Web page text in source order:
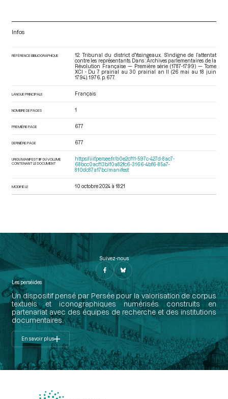
Infos
RÉFÉRENCE BIBLIOGRAPHIQUE
12. Tribunal du district d’Yssingeaux. S’indigne de l’attentat
contre les représentants. Dans : Archives parlementaires de la
Révolution Française — Première série (1787-1799) — Tome
XCI - Du 7 prairial au 30 prairial an II (26 mai au 18 juin
1794) . 1976. p. 677.
LANGUE PRINCIPALE Français
NOMBRE DE PAGES 1
PREMIÈRE PAGE 677
DERNIÈRE PAGE 677
URI DU MANIFEST IIIF DU VOLUME
CONTENANT LE DOCUMENT
https://iiif.persee.fr/b0e2cf11-597c-427d-8ac7-
68bcc0acf13b/f0a82fc6-3166-4bf6-85a7-
810dc87a17bc/manifest
MODIFIÉ LE 10 octobre 2024 à 18:21
Suivez-nous
Les perséides
Un dispositif pensé par Persée pour la valorisation de corpus
textuels et iconographiques numérisés construits en
partenariat avec des équipes de recherche et des institutions
documentaires.
En savoir plus